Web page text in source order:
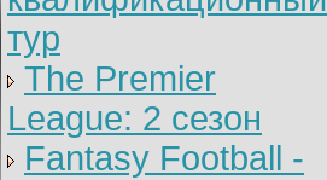
тур
The Premier
League: 2 cезон
Fantasy Football -